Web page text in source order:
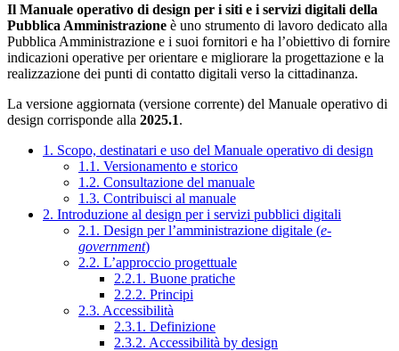
Il Manuale operativo di design per i siti e i servizi digitali della
Pubblica Amministrazione è uno strumento di lavoro dedicato alla
Pubblica Amministrazione e i suoi fornitori e ha l’obiettivo di fornire
indicazioni operative per orientare e migliorare la progettazione e la
realizzazione dei punti di contatto digitali verso la cittadinanza.
La versione aggiornata (versione corrente) del Manuale operativo di
design corrisponde alla 2025.1.
1. Scopo, destinatari e uso del Manuale operativo di design
1.1. Versionamento e storico
1.2. Consultazione del manuale
1.3. Contribuisci al manuale
2. Introduzione al design per i servizi pubblici digitali
2.1. Design per l’amministrazione digitale (e-
government)
2.2. L’approccio progettuale
2.2.1. Buone pratiche
2.2.2. Principi
2.3. Accessibilità
2.3.1. Definizione
2.3.2. Accessibilità by design